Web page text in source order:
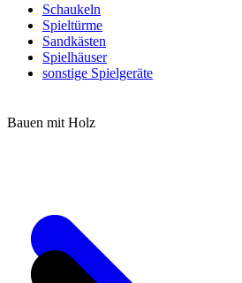
Schaukeln
Spieltürme
Sandkästen
Spielhäuser
sonstige Spielgeräte
Bauen mit Holz